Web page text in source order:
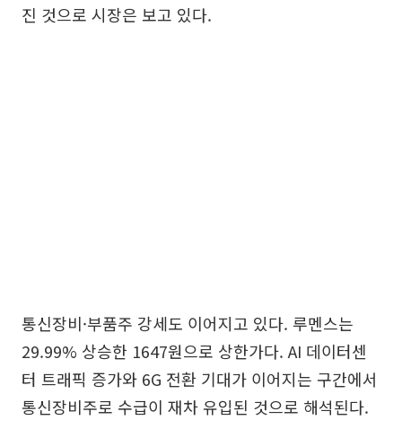
진 것으로 시장은 보고 있다.
통신장비·부품주 강세도 이어지고 있다. 루멘스는
29.99% 상승한 1647원으로 상한가다. AI 데이터센
터 트래픽 증가와 6G 전환 기대가 이어지는 구간에서
통신장비주로 수급이 재차 유입된 것으로 해석된다.